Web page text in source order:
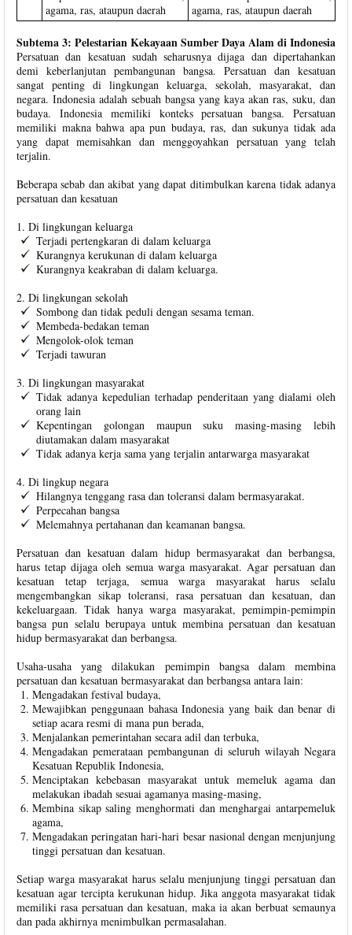
agama, ras, ataupun daerah
agama, ras, ataupun daerah
Subtema 3: Pelestarian Kekayaan Sumber Daya Alam di Indonesia
Persatuan dan kesatuan sudah seharusnya dijaga dan dipertahankan
demi keberlanjutan pembangunan bangsa. Persatuan dan kesatuan
sangat penting di lingkungan keluarga, sekolah, masyarakat, dan
negara. Indonesia adalah sebuah bangsa yang kaya akan ras, suku, dan
budaya. Indonesia memiliki konteks persatuan bangsa. Persatuan
memiliki makna bahwa apa pun budaya, ras, dan sukunya tidak ada
yang dapat memisahkan dan menggoyahkan persatuan yang telah
terjalin.
Beberapa sebab dan akibat yang dapat ditimbulkan karena tidak adanya
persatuan dan kesatuan
1. Di lingkungan keluarga
Terjadi pertengkaran di dalam keluarga
Kurangnya kerukunan di dalam keluarga
Kurangnya keakraban di dalam keluarga.
2. Di lingkungan sekolah
Sombong dan tidak peduli dengan sesama teman.
Membeda-bedakan teman
Mengolok-olok teman
Terjadi tawuran
3. Di lingkungan masyarakat
Tidak adanya kepedulian terhadap penderitaan yang dialami oleh
orang lain
Kepentingan golongan maupun suku masing-masing lebih
diutamakan dalam masyarakat
Tidak adanya kerja sama yang terjalin antarwarga masyarakat
4. Di lingkup negara
Hilangnya tenggang rasa dan toleransi dalam bermasyarakat.
Perpecahan bangsa
Melemahnya pertahanan dan keamanan bangsa.
Persatuan dan kesatuan dalam hidup bermasyarakat dan berbangsa,
harus tetap dijaga oleh semua warga masyarakat. Agar persatuan dan
kesatuan tetap terjaga, semua warga masyarakat harus selalu
mengembangkan sikap toleransi, rasa persatuan dan kesatuan, dan
kekeluargaan. Tidak hanya warga masyarakat, pemimpin-pemimpin
bangsa pun selalu berupaya untuk membina persatuan dan kesatuan
hidup bermasyarakat dan berbangsa.
Usaha-usaha yang dilakukan pemimpin bangsa dalam membina
persatuan dan kesatuan bermasyarakat dan berbangsa antara lain:
Mengadakan festival budaya,
Mewajibkan penggunaan bahasa Indonesia yang baik dan benar di
setiap acara resmi di mana pun berada,
Menjalankan pemerintahan secara adil dan terbuka,
Mengadakan pemerataan pembangunan di seluruh wilayah Negara
Kesatuan Republik Indonesia,
Menciptakan kebebasan masyarakat untuk memeluk agama dan
melakukan ibadah sesuai agamanya masing-masing,
Membina sikap saling menghormati dan menghargai antarpemeluk
agama,
Mengadakan peringatan hari-hari besar nasional dengan menjunjung
tinggi persatuan dan kesatuan.
Setiap warga masyarakat harus selalu menjunjung tinggi persatuan dan
kesatuan agar tercipta kerukunan hidup. Jika anggota masyarakat tidak
memiliki rasa persatuan dan kesatuan, maka ia akan berbuat semaunya
dan pada akhirnya menimbulkan permasalahan.